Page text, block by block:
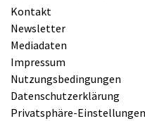
Kontakt
Newsletter
Mediadaten
Impressum
Nutzungsbedingungen
Datenschutzerklärung
Privatsphäre-